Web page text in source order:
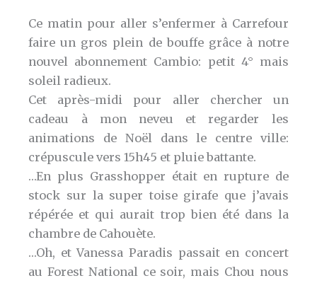
Ce matin pour aller s’enfermer à Carrefour
faire un gros plein de bouffe grâce à notre
nouvel abonnement Cambio: petit 4° mais
soleil radieux.
Cet après-midi pour aller chercher un
cadeau à mon neveu et regarder les
animations de Noël dans le centre ville:
crépuscule vers 15h45 et pluie battante.
…En plus Grasshopper était en rupture de
stock sur la super toise girafe que j’avais
répérée et qui aurait trop bien été dans la
chambre de Cahouète.
…Oh, et Vanessa Paradis passait en concert
au Forest National ce soir, mais Chou nous